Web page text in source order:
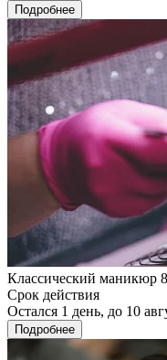
Подробнее
Классический маникюр
Срок действия
Остался 1 день, до 10
Подробнее